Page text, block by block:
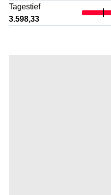
Tagestief
3.598,33